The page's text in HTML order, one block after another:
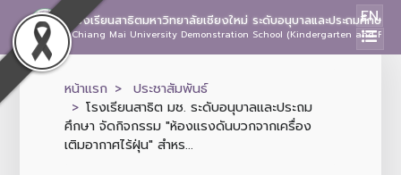
โรงเรียนสาธิตมหาวิทยาลัยเชียงใหม่ ระดับอนุบาลและประถมศึกษา
Chiang Mai University Demonstration School (Kindergarten and
EN
หน้าแรก
ประชาสัมพันธ์
โรงเรียนสาธิต มช. ระดับอนุบาลและประถม
ศึกษา จัดกิจกรรม "ห้องแรงดันบวกจากเครื่อง
เติมอากาศไร้ฝุ่น" สำหร...